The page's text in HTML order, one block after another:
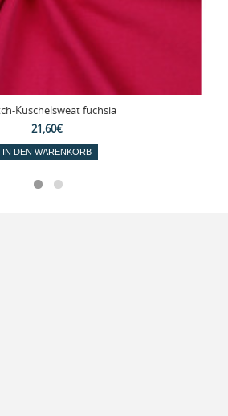
Kuschelsweat fuchsia
21,60€
IN DEN WARENKORB